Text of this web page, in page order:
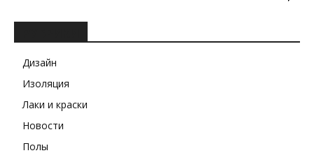
Дизайн
Изоляция
Лаки и краски
Новости
Полы